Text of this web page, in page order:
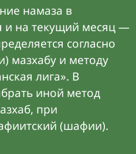
намаза в
и на текущий месяц —
согласно
мазхабу и методу
лига». В
иной метод
при
(шафии).